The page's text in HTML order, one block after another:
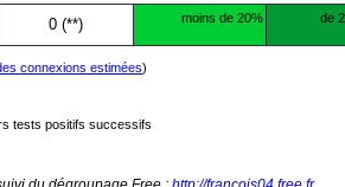
0 (**) moins de 20% de
connexions estimées)
tests positifs successifs